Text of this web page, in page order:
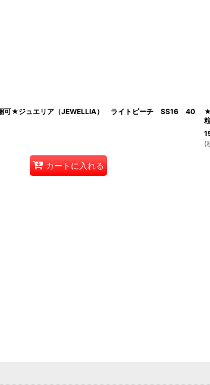
可★ジュエリア（JEWELLIA） ライトピーチ SS16 40
カートに入れる
(